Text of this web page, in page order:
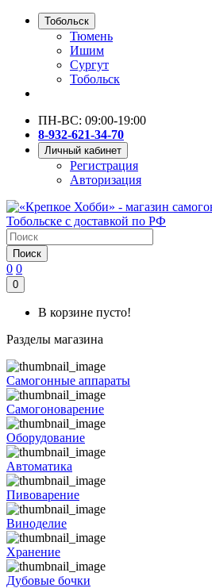
Тобольск
Тюмень
Ишим
Сургут
Тобольск
ПН-ВС: 09:00-19:00
8-932-621-34-70
Личный кабинет
Регистрация
Авторизация
Поиск
0 0
0
В корзине пусто!
Разделы магазина
Самогонные аппараты
Самогоноварение
Оборудование
Автоматика
Пивоварение
Виноделие
Хранение
Дубовые бочки